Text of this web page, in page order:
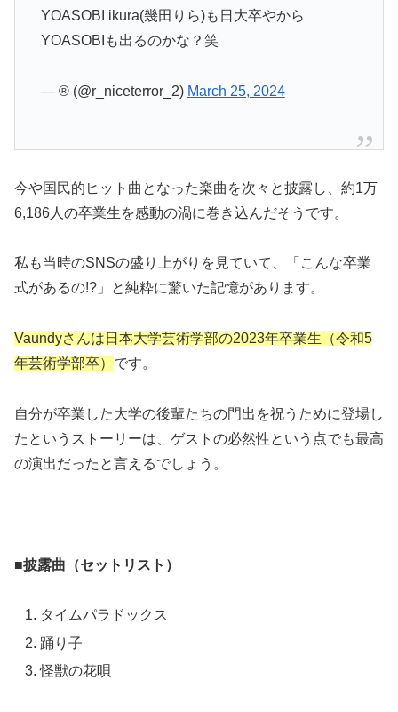
YOASOBI ikura(幾田りら)も日大卒やから
YOASOBIも出るのかな？笑
— ®️ (@r_niceterror_2) March 25, 2024
今や国民的ヒット曲となった楽曲を次々と披露し、約1万
6,186人の卒業生を感動の渦に巻き込んだそうです。
私も当時のSNSの盛り上がりを見ていて、「こんな卒業
式があるの!?」と純粋に驚いた記憶があります。
Vaundyさんは日本大学芸術学部の2023年卒業生（令和5
年芸術学部卒） です。
自分が卒業した大学の後輩たちの門出を祝うために登場し
たというストーリーは、ゲストの必然性という点でも最高
の演出だったと言えるでしょう。
■披露曲（セットリスト）
タイムパラドックス
踊り子
怪獣の花唄